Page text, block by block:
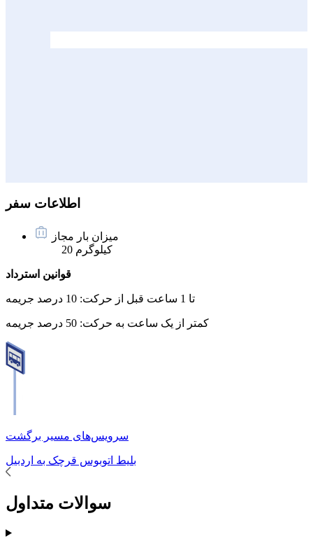
اطلاعات سفر
میزان بار مجاز
20 کیلوگرم
قوانین استرداد
تا 1 ساعت قبل از حرکت: 10 درصد جریمه
کمتر از یک ساعت به حرکت: 50 درصد جریمه
سرویس‌های مسیر برگشت
بلیط اتوبوس قرچک به اردبیل
سوالات متداول